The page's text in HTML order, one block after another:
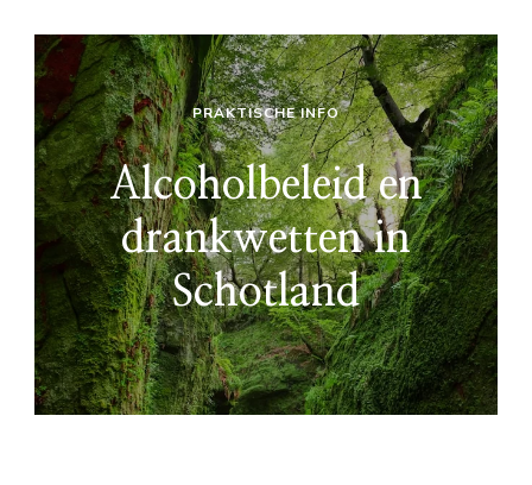
PRAKTISCHE INFO
Alcoholbeleid en
drankwetten in
Schotland